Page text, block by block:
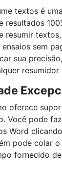
textos é
resultados
resumir
sem
sua
oferece
Você pode
Word
pode colar
fornecido